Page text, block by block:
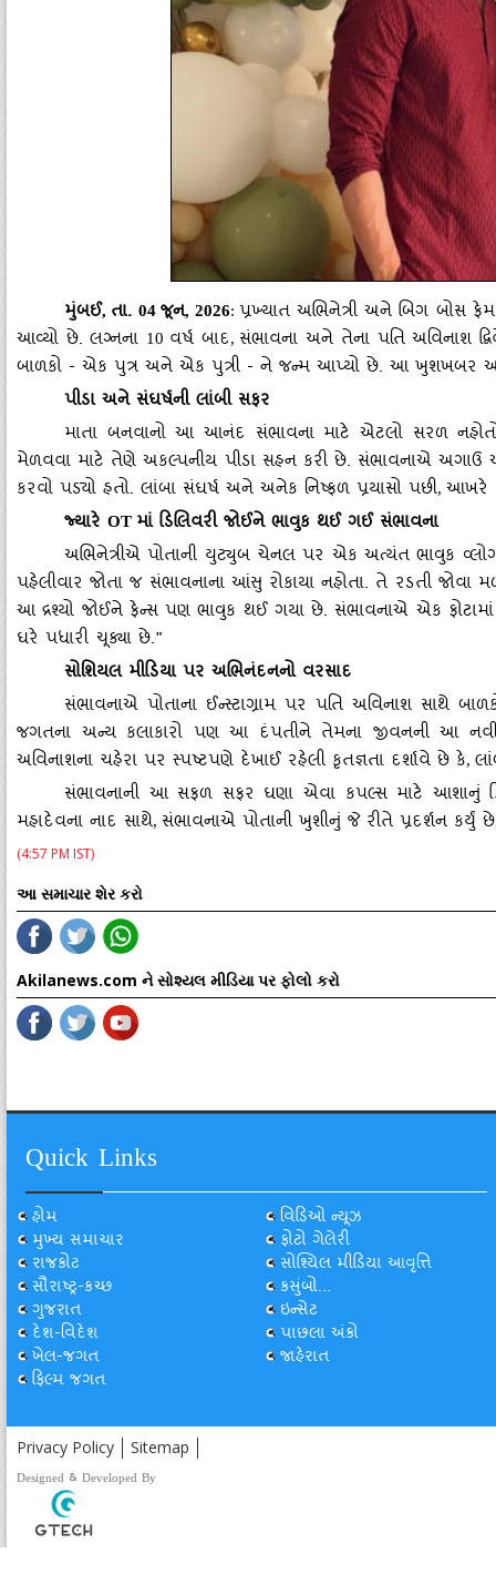
મુંબઈ, તા.04જૂન, 2026: પ્રખ્યાત અભિનેત્રી અને બિગ બોસ
આવ્યો છે. લગ્નના 10 વર્ષ બાદ, સંભાવના અને તેના પતિ અવિનાશ
બાળકો - એક પુત્ર અને એક પુત્રી - ને જન્મ આપ્યો છે. આ ખુશખબર
પીડા અને સંઘર્ષની લાંબી સફર
માતા બનવાનો આ આનંદ સંભાવના માટે એટલો સરળ
મેળવવા માટે તેણે અકલ્પનીય પીડા સહન કરી છે. સંભાવનાએ
કરવો પડ્યો હતો. લાંબા સંઘર્ષ અને અનેક નિષ્ફળ પ્રયાસો પછી, આખરે
જ્યારે OT માં ડિલિવરી જોઈને ભાવુક થઈ ગઈ સંભાવના
અભિનેત્રીએ પોતાની યુટ્યુબ ચેનલ પર એક અત્યંત ભાવુક
પહેલીવાર જોતા જ સંભાવનાના આંસુ રોકાયા નહોતા. તે રડતી
આ દ્રશ્યો જોઈને ફેન્સ પણ ભાવુક થઈ ગયા છે. સંભાવનાએ એક
ઘરે પધારી ચૂક્યા છે."
સોશિયલ મીડિયા પર અભિનંદનનો વરસાદ
સંભાવનાએ પોતાના ઈન્સ્ટાગ્રામ પર પતિ અવિનાશ સાથે
જગતના અન્ય કલાકારો પણ આ દંપતીને તેમના જીવનની આ
અવિનાશના ચહેરા પર સ્પષ્ટપણે દેખાઈ રહેલી કૃતજ્ઞતા દર્શાવે છે કે,
સંભાવનાની આ સફળ સફર ઘણા એવા કપલ્સ માટે આશાનું
મહાદેવના નાદ સાથે, સંભાવનાએ પોતાની ખુશીનું જે રીતે પ્રદર્શન કર્યું છે
(4:57 PM IST)
આ સમાચાર શેર કરો
Akilanews.com ને સોશ્યલ મીડિયા પર ફોલો કરો
Quick Links
હોમ
મુખ્ય સમાચાર
રાજકોટ
સૌરાષ્ટ્ર-કચ્છ
ગુજરાત
દેશ-વિદેશ
ખેલ-જગત
ફિલ્મ જગત
વિડિઓ ન્યૂઝ
ફોટો ગેલેરી
સોશ્યિલ મીડિયા આવૃત્તિ
કસુંબો...
ઇન્સેટ
પાછલા અંકો
જાહેરાત
Privacy Policy Sitemap
Designed & Developed By